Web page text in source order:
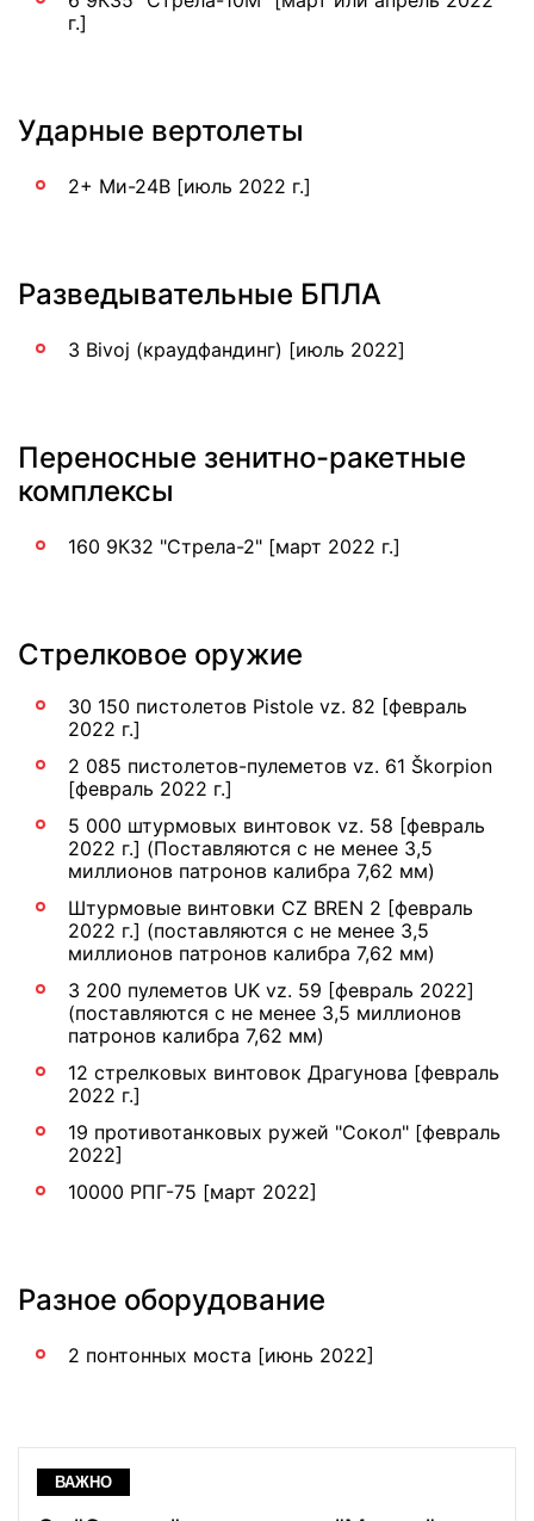
г.]
Ударные вертолеты
2+ Ми-24В [июль 2022 г.]
Разведывательные БПЛА
3 Bivoj (краудфандинг) [июль 2022]
Переносные зенитно-ракетные
комплексы
160 9К32 "Стрела-2" [март 2022 г.]
Стрелковое оружие
30 150 пистолетов Pistole vz. 82 [февраль
2022 г.]
2 085 пистолетов-пулеметов vz. 61 Škorpion
[февраль 2022 г.]
5 000 штурмовых винтовок vz. 58 [февраль
2022 г.] (Поставляются с не менее 3,5
миллионов патронов калибра 7,62 мм)
Штурмовые винтовки CZ BREN 2 [февраль
2022 г.] (поставляются с не менее 3,5
миллионов патронов калибра 7,62 мм)
3 200 пулеметов UK vz. 59 [февраль 2022]
(поставляются с не менее 3,5 миллионов
патронов калибра 7,62 мм)
12 стрелковых винтовок Драгунова [февраль
2022 г.]
19 противотанковых ружей "Сокол" [февраль
2022]
10000 РПГ-75 [март 2022]
Разное оборудование
2 понтонных моста [июнь 2022]
ВАЖНО